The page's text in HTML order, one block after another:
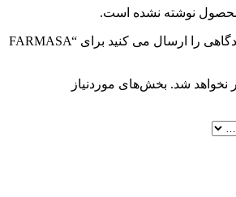
محصول نوشته نشده است.
اولین نفری باشید که دیدگاهی را ارسال می کنید برای “FARMASA
نخواهد شد. بخش‌های موردنیاز